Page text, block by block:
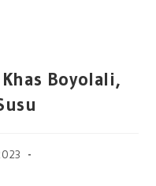
Boyolali,